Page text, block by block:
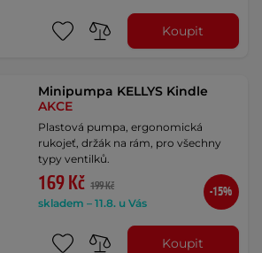
Koupit
Minipumpa KELLYS Kindle
AKCE
Plastová pumpa, ergonomická
rukojeť, držák na rám, pro všechny
typy ventilků.
169 Kč 199 Kč
skladem – 11.8. u Vás
-15%
Koupit